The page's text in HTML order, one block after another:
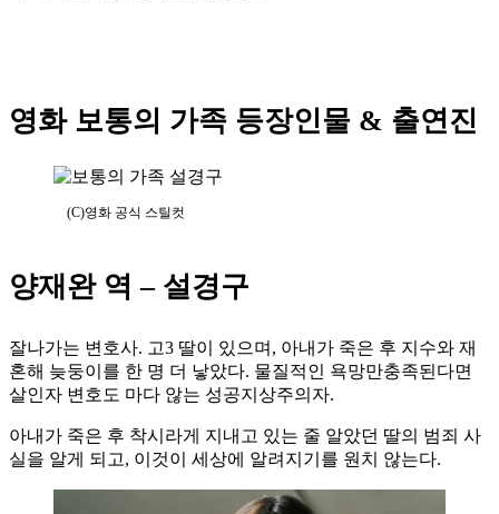
영화 보통의 가족 등장인물 & 출연진
(C)영화 공식 스틸컷
양재완 역 – 설경구
잘나가는 변호사. 고3 딸이 있으며, 아내가 죽은 후 지수와 재
혼해 늦둥이를 한 명 더 낳았다. 물질적인 욕망만충족된다면
살인자 변호도 마다 않는 성공지상주의자.
아내가 죽은 후 착시라게 지내고 있는 줄 알았던 딸의 범죄 사
실을 알게 되고, 이것이 세상에 알려지기를 원치 않는다.